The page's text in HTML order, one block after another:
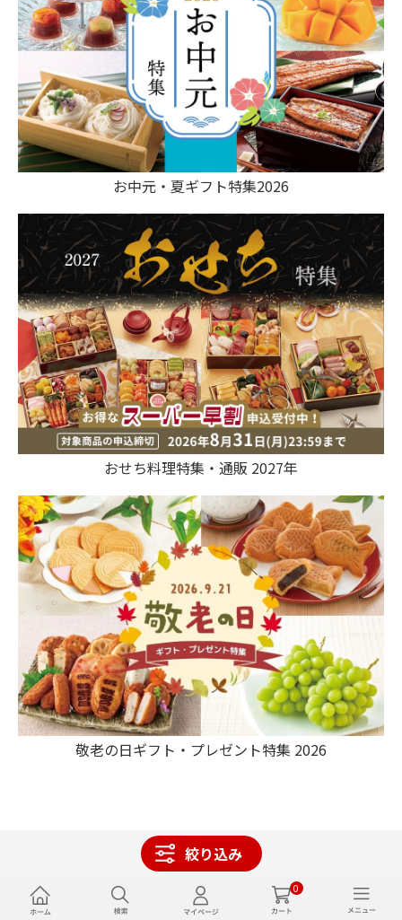
0
絞り込み
お中元・夏ギフト特集2026
おせち料理特集・通販 2027年
敬老の日ギフト・プレゼント特集 2026